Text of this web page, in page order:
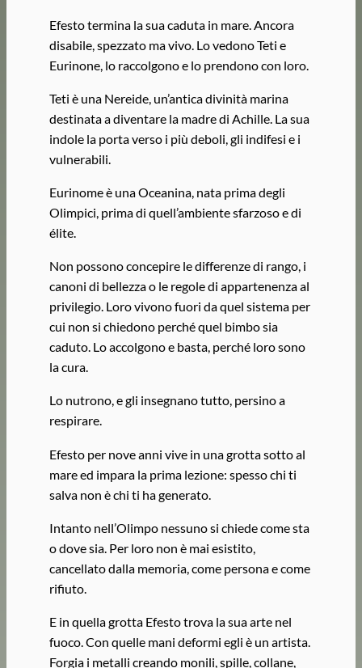
Efesto termina la sua caduta in mare. Ancora
disabile, spezzato ma vivo. Lo vedono Teti e
Eurinone, lo raccolgono e lo prendono con loro.
Teti è una Nereide, un’antica divinità marina
destinata a diventare la madre di Achille. La sua
indole la porta verso i più deboli, gli indifesi e i
vulnerabili.
Eurinome è una Oceanina, nata prima degli
Olimpici, prima di quell’ambiente sfarzoso e di
élite.
Non possono concepire le differenze di rango, i
canoni di bellezza o le regole di appartenenza al
privilegio. Loro vivono fuori da quel sistema per
cui non si chiedono perché quel bimbo sia
caduto. Lo accolgono e basta, perché loro sono
la cura.
Lo nutrono, e gli insegnano tutto, persino a
respirare.
Efesto per nove anni vive in una grotta sotto al
mare ed impara la prima lezione: spesso chi ti
salva non è chi ti ha generato.
Intanto nell’Olimpo nessuno si chiede come sta
o dove sia. Per loro non è mai esistito,
cancellato dalla memoria, come persona e come
rifiuto.
E in quella grotta Efesto trova la sua arte nel
fuoco. Con quelle mani deformi egli è un artista.
Forgia i metalli creando monili, spille, collane,